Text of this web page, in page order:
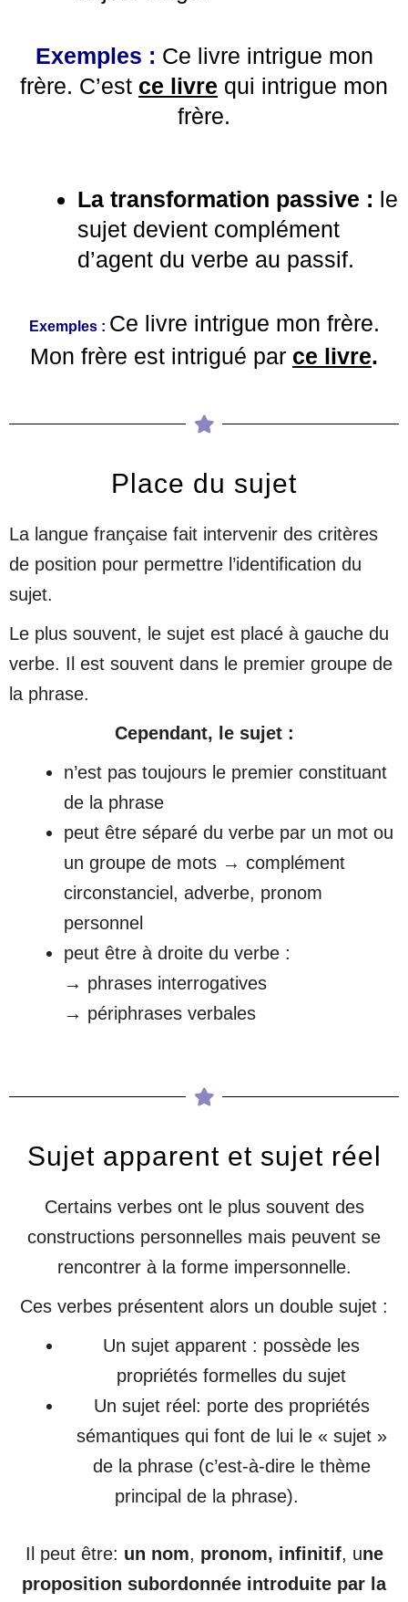
Exemples : Ce livre intrigue mon
frère. C’est ce livre qui intrigue mon
frère.
La transformation passive : le
sujet devient complément
d’agent du verbe au passif.
Exemples : Ce livre intrigue mon frère.
Mon frère est intrigué par ce livre.
Place du sujet
La langue française fait intervenir des critères
de position pour permettre l’identification du
sujet.
Le plus souvent, le sujet est placé à gauche du
verbe. Il est souvent dans le premier groupe de
la phrase.
Cependant, le sujet :
n’est pas toujours le premier constituant
de la phrase
peut être séparé du verbe par un mot ou
un groupe de mots → complément
circonstanciel, adverbe, pronom
personnel
peut être à droite du verbe :
→ phrases interrogatives
→ périphrases verbales
Sujet apparent et sujet réel
Certains verbes ont le plus souvent des
constructions personnelles mais peuvent se
rencontrer à la forme impersonnelle.
Ces verbes présentent alors un double sujet :
Un sujet apparent : possède les
propriétés formelles du sujet
Un sujet réel: porte des propriétés
sémantiques qui font de lui le « sujet »
de la phrase (c’est-à-dire le thème
principal de la phrase).
Il peut être: un nom, pronom, infinitif, une
proposition subordonnée introduite par la